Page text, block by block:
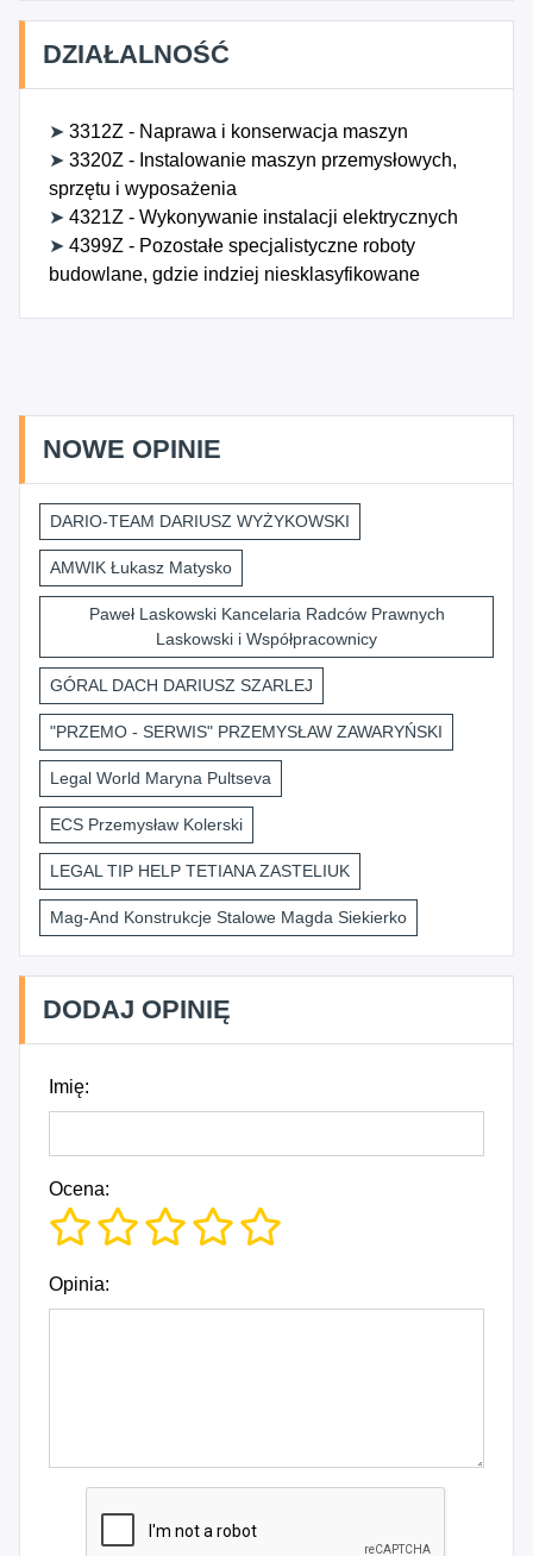
DZIAŁALNOŚĆ
➤ 3312Z - Naprawa i konserwacja maszyn
➤ 3320Z - Instalowanie maszyn przemysłowych,
sprzętu i wyposażenia
➤ 4321Z - Wykonywanie instalacji elektrycznych
➤ 4399Z - Pozostałe specjalistyczne roboty
budowlane, gdzie indziej niesklasyfikowane
NOWE OPINIE
DARIO-TEAM DARIUSZ WYŻYKOWSKI
AMWIK Łukasz Matysko
Paweł Laskowski Kancelaria Radców Prawnych
Laskowski i Współpracownicy
GÓRAL DACH DARIUSZ SZARLEJ
"PRZEMO - SERWIS" PRZEMYSŁAW ZAWARYŃSKI
Legal World Maryna Pultseva
ECS Przemysław Kolerski
LEGAL TIP HELP TETIANA ZASTELIUK
Mag-And Konstrukcje Stalowe Magda Siekierko
DODAJ OPINIĘ
Imię:
Ocena:
Opinia: